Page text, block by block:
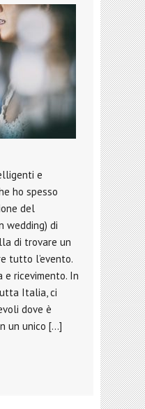
e
ho spesso
del
wedding) di
di trovare un
tutto l’evento.
e ricevimento. In
Italia, ci
dove è
un unico […]